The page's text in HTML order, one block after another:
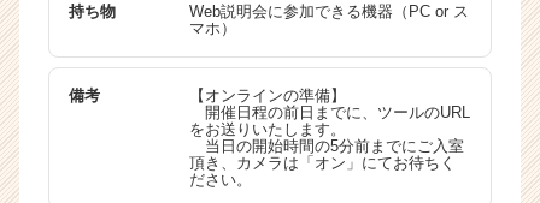
持ち物
Web説明会に参加できる機器（PC or ス
マホ）
備考
【オンラインの準備】
開催日程の前日までに、ツールのURL
をお送りいたします。
当日の開始時間の5分前までにご入室
頂き、カメラは「オン」にてお待ちく
ださい。